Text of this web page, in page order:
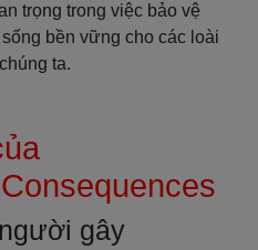
trọng trong việc bảo vệ
bền vững cho các loài
ta.
gây